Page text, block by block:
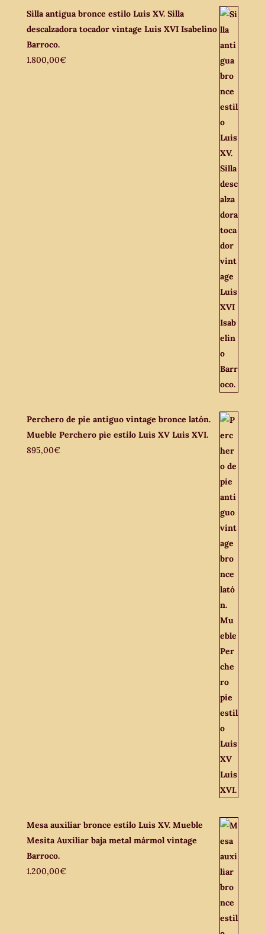
Silla antigua bronce estilo Luis XV. Silla
descalzadora tocador vintage Luis XVI Isabelino
Barroco.
1.800,00€
Perchero de pie antiguo vintage bronce latón.
Mueble Perchero pie estilo Luis XV Luis XVI.
895,00€
Mesa auxiliar bronce estilo Luis XV. Mueble
Mesita Auxiliar baja metal mármol vintage
Barroco.
1.200,00€